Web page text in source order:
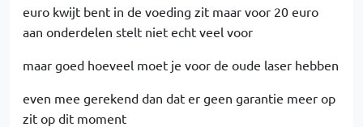
euro kwijt bent in de voeding zit maar voor 20 euro
aan onderdelen stelt niet echt veel voor
maar goed hoeveel moet je voor de oude laser hebben
even mee gerekend dan dat er geen garantie meer op
zit op dit moment